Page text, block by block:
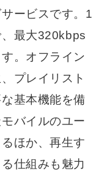
ービスです。1
最大320kbps
。オフライン
プレイリスト
基本機能を備
バイルのユー
ほか、再生す
仕組みも魅力